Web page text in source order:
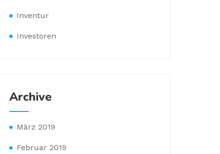
Inventur
Investoren
Archive
März 2019
Februar 2019